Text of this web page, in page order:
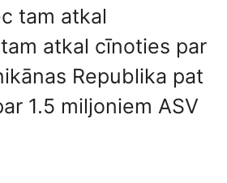
tam atkal
atkal cīnoties par
Republika pat
1.5 miljoniem ASV